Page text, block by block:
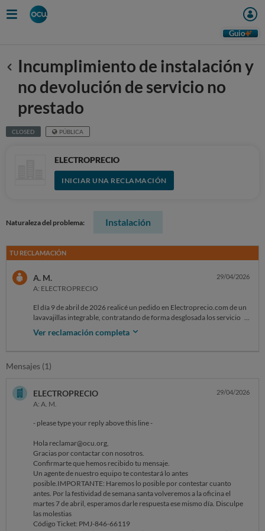
Guio
Anterior
Incumplimiento de instalación y
no devolución de servicio no
prestado
CLOSED PÚBLICA
ELECTROPRECIO
INICIAR UNA RECLAMACIÓN
Naturaleza del problema: Instalación
TU RECLAMACIÓN
A. M.
A: ELECTROPRECIO
29/04/2026
El día 9 de abril de 2026 realicé un pedido en Electroprecio.com de un
lavavajillas integrable, contratando de forma desglosada los servicios
de producto, envío (incluyendo retirada del antiguo por 30,58€ + IVA)
e instalación e integración (38,02€ + IVA).
ampliado a 7–9 días laborables, sin cumplirse tampoco este último.
Tras varias reclamaciones, el 24 de abril acudieron los instaladores de
la agencia de transporte e instalación (Dachser) fuera del horario
acordado (cita de 10:00 a 12:00, llegada a las 13:30). Tras una breve
revisión, indicaron que no podían retirar el lavavajillas antiguo por
falta de espacio y abandonaron el domicilio sin realizar la instalación ni
la retirada.
La solución ofrecida fue que, una vez yo solucionara el supuesto
problema de espacio, se volvería a programar la instalación. Ese mismo
día retiré personalmente el lavavajillas antiguo con ayuda de un
familiar y contacté por la tarde con el responsable, quien indicó que
podrían acudir al día siguiente si era antes de mediodía.
El viernes por la mañana comprobé que el problema alegado era
fácilmente solucionable, ya que bastaba con retirar dos tornillos para
Ver reclamación completa
Mensajes (1)
ELECTROPRECIO
A: A. M.
29/04/2026
- please type your reply above this line -
Hola reclamar@ocu.org,
Gracias por contactar con nosotros.
Confirmarte que hemos recibido tu mensaje.
Un agente de nuestro equipo te contestará lo antes
posible.IMPORTANTE: Haremos lo posible por contestar cuanto
antes. Por la festividad de semana santa volveremos a la oficina el
martes 7 de abril, esperamos darle respuesta ese mismo día. Disculpe
las molestias
Código Ticket: PMJ-846-66119